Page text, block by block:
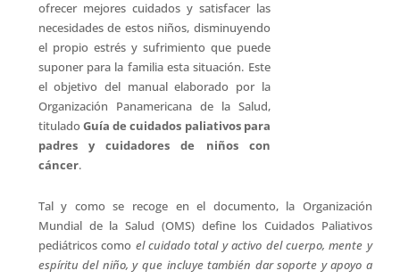
ofrecer mejores cuidados y satisfacer las
necesidades de estos niños, disminuyendo
el propio estrés y sufrimiento que puede
suponer para la familia esta situación. Este
el objetivo del manual elaborado por la
Organización Panamericana de la Salud,
tituladoGuía de cuidados paliativos para
padres y cuidadores de niños con
cáncer.
Tal y como se recoge en el documento, la Organización
Mundial de la Salud (OMS) define los Cuidados Paliativos
pediátricos como el cuidado total y activo del cuerpo, mente y
espíritu del niño, y que incluye también dar soporte y apoyo a